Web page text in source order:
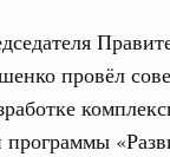
провёл
программы